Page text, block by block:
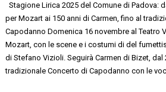
Stagione Lirica 2025 del Comune di Padova:
per Mozart ai 150 anni di Carmen, fino al
Capodanno Domenica 16 novembre al Teatro
Mozart, con le scene e i costumi di del
di Stefano Vizioli. Seguirà Carmen di Bizet, dal
tradizionale Concerto di Capodanno con le